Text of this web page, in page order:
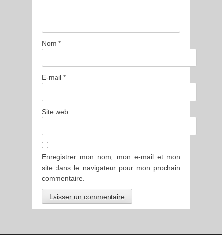
Nom *
E-mail *
Site web
Enregistrer mon nom, mon e-mail et mon
site dans le navigateur pour mon prochain
commentaire.